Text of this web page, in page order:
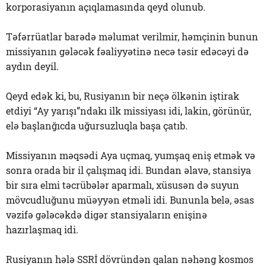
korporasiyanın açıqlamasında qeyd olunub.
Təfərrüatlar barədə məlumat verilmir, həmçinin bunun
missiyanın gələcək fəaliyyətinə necə təsir edəcəyi də
aydın deyil.
Qeyd edək ki, bu, Rusiyanın bir neçə ölkənin iştirak
etdiyi “Ay yarışı”ndakı ilk missiyası idi, lakin, görünür,
elə başlanğıcda uğursuzluqla başa çatıb.
Missiyanın məqsədi Aya uçmaq, yumşaq eniş etmək və
sonra orada bir il çalışmaq idi. Bundan əlavə, stansiya
bir sıra elmi təcrübələr aparmalı, xüsusən də suyun
mövcudluğunu müəyyən etməli idi. Bununla belə, əsas
vəzifə gələcəkdə digər stansiyaların enişinə
hazırlaşmaq idi.
Rusiyanın hələ SSRİ dövründən qalan nəhəng kosmos